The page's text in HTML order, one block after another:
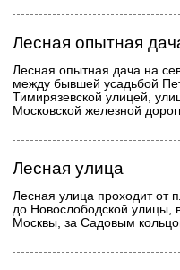
Лесная опытная
Лесная опытная дача на
между бывшей усадьбой
Тимирязевской улицей,
Московской железной
Лесная улица
Лесная улица проходит от
до Новослободской улицы,
Москвы, за Садовым